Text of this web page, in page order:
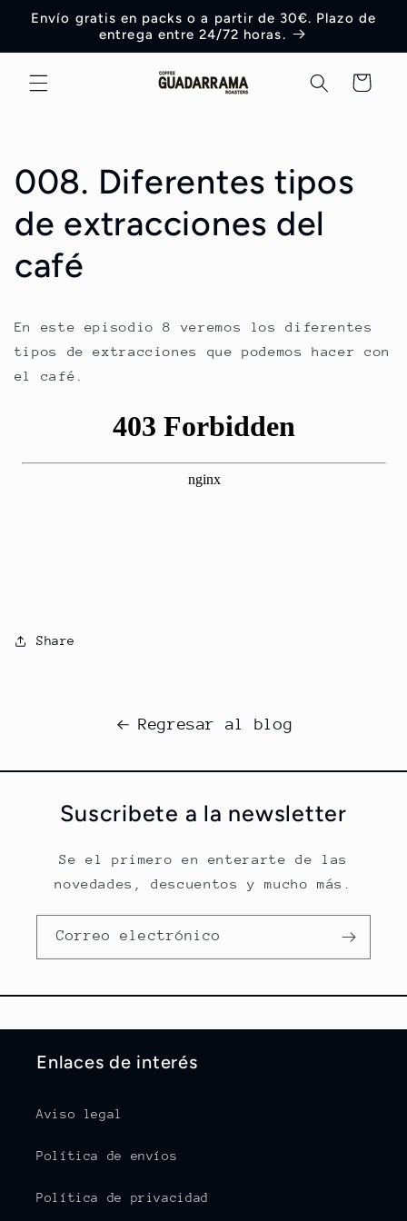
directamente
al contenido
Envío gratis en packs o a partir de 30€. Plazo de
entrega entre 24/72 horas.
Carrito
008. Diferentes tipos
de extracciones del
café
En este episodio 8 veremos los diferentes
tipos de extracciones que podemos hacer con
el café.
Share
Regresar al blog
Suscribete a la newsletter
Se el primero en enterarte de las
novedades, descuentos y mucho más.
Correo electrónico
Enlaces de interés
Aviso legal
Política de envíos
Política de privacidad